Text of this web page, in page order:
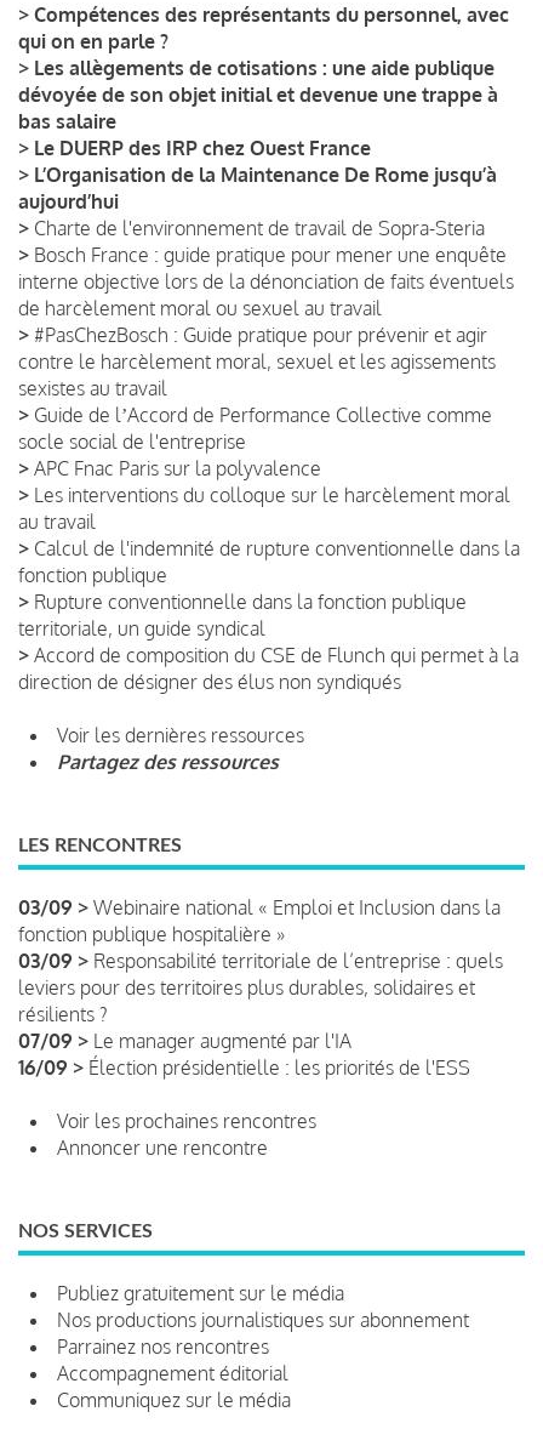
> Compétences des représentants du personnel, avec
qui on en parle ?
> Les allègements de cotisations : une aide publique
dévoyée de son objet initial et devenue une trappe à
bas salaire
> Le DUERP des IRP chez Ouest France
> L’Organisation de la Maintenance De Rome jusqu’à
aujourd’hui
> Charte de l'environnement de travail de Sopra-Steria
> Bosch France : guide pratique pour mener une enquête
interne objective lors de la dénonciation de faits éventuels
de harcèlement moral ou sexuel au travail
> #PasChezBosch : Guide pratique pour prévenir et agir
contre le harcèlement moral, sexuel et les agissements
sexistes au travail
> Guide de lʼAccord de Performance Collective comme
socle social de l'entreprise
> APC Fnac Paris sur la polyvalence
> Les interventions du colloque sur le harcèlement moral
au travail
> Calcul de l'indemnité de rupture conventionnelle dans la
fonction publique
> Rupture conventionnelle dans la fonction publique
territoriale, un guide syndical
> Accord de composition du CSE de Flunch qui permet à la
direction de désigner des élus non syndiqués
Voir les dernières ressources
Partagez des ressources
LES RENCONTRES
03/09 > Webinaire national « Emploi et Inclusion dans la
fonction publique hospitalière »
03/09 > Responsabilité territoriale de l’entreprise : quels
leviers pour des territoires plus durables, solidaires et
résilients ?
07/09 > Le manager augmenté par l'IA
16/09 > Élection présidentielle : les priorités de l'ESS
Voir les prochaines rencontres
Annoncer une rencontre
NOS SERVICES
Publiez gratuitement sur le média
Nos productions journalistiques sur abonnement
Parrainez nos rencontres
Accompagnement éditorial
Communiquez sur le média